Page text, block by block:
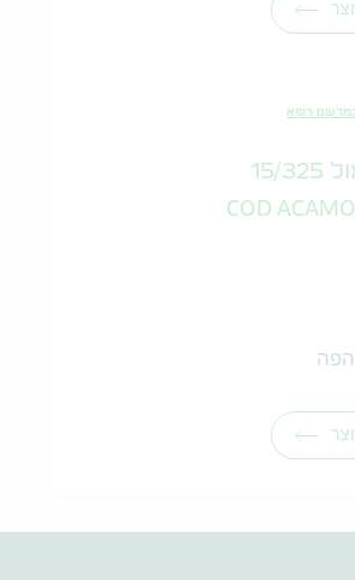
רופא
COD
הפה